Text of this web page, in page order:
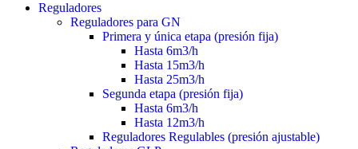
Reguladores
Reguladores para GN
Primera y única etapa (presión fija)
Hasta 6m3/h
Hasta 15m3/h
Hasta 25m3/h
Segunda etapa (presión fija)
Hasta 6m3/h
Hasta 12m3/h
Reguladores Regulables (presión ajustable)